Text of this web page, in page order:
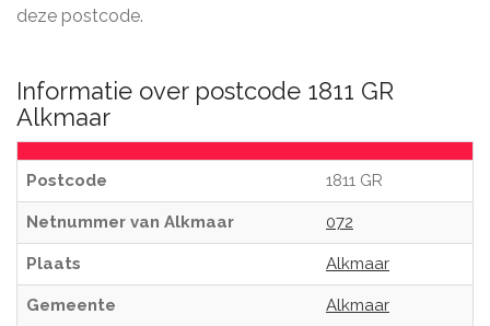
deze postcode.
Informatie over postcode 1811 GR
Alkmaar
Postcode 1811 GR
Netnummer van Alkmaar 072
Plaats Alkmaar
Gemeente Alkmaar